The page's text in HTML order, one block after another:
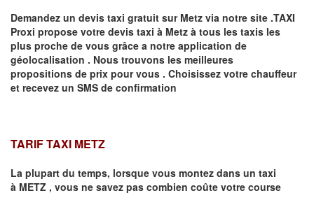
Demandez un devis taxi gratuit sur Metz via notre site .TAXI
Proxi propose votre devis taxi à Metz à tous les taxis les
plus proche de vous grâce a notre application de
géolocalisation . Nous trouvons les meilleures
propositions de prix pour vous . Choisissez votre chauffeur
et recevez un SMS de confirmation
TARIF TAXI METZ
La plupart du temps, lorsque vous montez dans un taxi
à METZ , vous ne savez pas combien coûte votre course